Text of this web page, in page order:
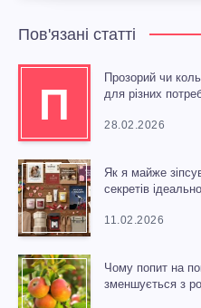
Пов'язані статті
П
Прозорий чи
для різних
28.02.2026
Як я майже
секретів
11.02.2026
Чому попит на
зменшується з